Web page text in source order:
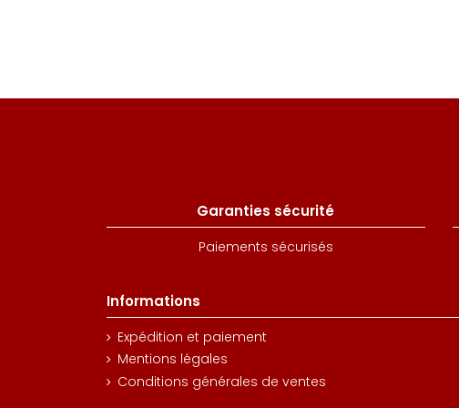
Garanties sécurité
Paiements sécurisés
Informations
Expédition et paiement
Mentions légales
Conditions générales de ventes